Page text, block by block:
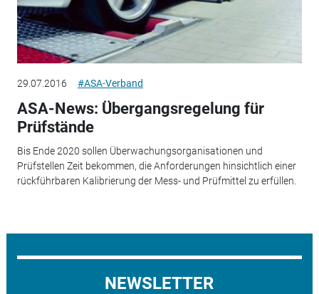
29.07.2016 #ASA-Verband
ASA-News: Übergangsregelung für
Prüfstände
Bis Ende 2020 sollen Überwachungsorganisationen und
Prüfstellen Zeit bekommen, die Anforderungen hinsichtlich einer
rückführbaren Kalibrierung der Mess- und Prüfmittel zu erfüllen.
NEWSLETTER